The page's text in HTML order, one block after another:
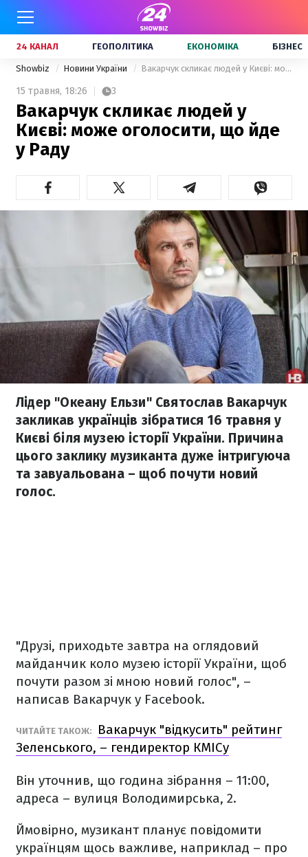
24 КАНАЛ ГЕОПОЛІТИКА ЕКОНОМІКА БІЗНЕС
Showbiz Новини України Вакарчук скликає людей у Києві: може оголосити, що йде у Раду
15 травня, 18:26 3
Вакарчук скликає людей у
Києві: може оголосити, що йде
у Раду
Лідер "Океану Ельзи" Святослав Вакарчук
закликав українців зібратися 16 травня у
Києві біля музею історії України. Причина
цього заклику музиканта дуже інтригуюча
та завуальована – щоб почути новий
голос.
"Друзі, приходьте завтра на оглядовий
майданчик коло музею історії України, щоб
почути разом зі мною новий голос", –
написав Вакарчук у Facebook.
ЧИТАЙТЕ ТАКОЖ:
Вакарчук "відкусить" рейтинг
Зеленського, – гендиректор КМІСу
Він уточнив, що година зібрання – 11:00,
адреса – вулиця Володимирська, 2.
Ймовірно, музикант планує повідомити
українцям щось важливе, наприклад – про